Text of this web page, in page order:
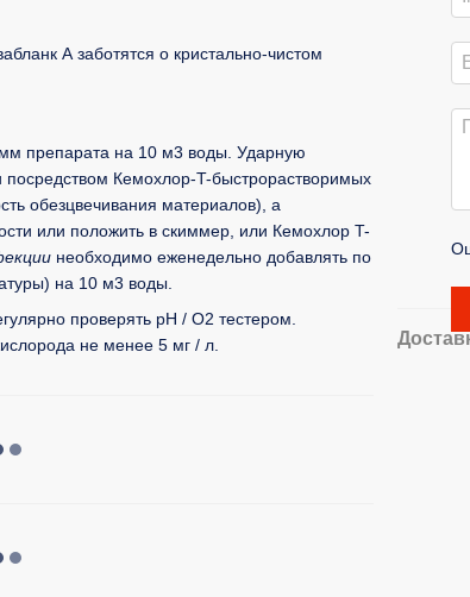
А заботятся о кристально-чистом
препарата на 10 м3 воды. Ударную
посредством Кемохлор-T-быстрорастворимых
обезцвечивания материалов), а
или положить в скиммер, или Кемохлор T-
необходимо еженедельно добавлять по
на 10 м3 воды.
проверять pH / O2 тестером.
не менее 5 мг / л.